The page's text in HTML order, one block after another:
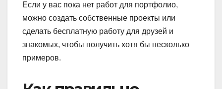
Если у вас пока нет работ для портфолио,
можно создать собственные проекты или
сделать бесплатную работу для друзей и
знакомых, чтобы получить хотя бы несколько
примеров.